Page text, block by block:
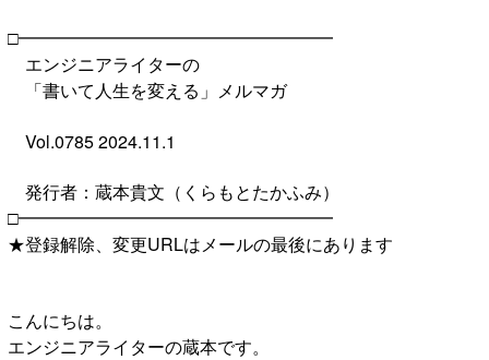
□━━━━━━━━━━━━━━━━━━
エンジニアライターの
「書いて人生を変える」メルマガ
Vol.0785 2024.11.1
発行者：蔵本貴文（くらもとたかふみ）
□━━━━━━━━━━━━━━━━━━
★登録解除、変更URLはメールの最後にあります
こんにちは。
エンジニアライターの蔵本です。